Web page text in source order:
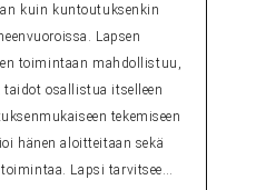
kuin kuntoutuksenkin
Lapsen
toimintaan mahdollistuu,
osallistua itselleen
tekemiseen
hänen aloitteitaan sekä
Lapsi tarvitsee…